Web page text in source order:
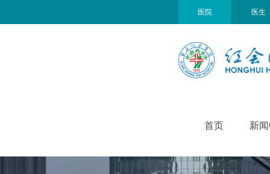
医院 医生
首页 新